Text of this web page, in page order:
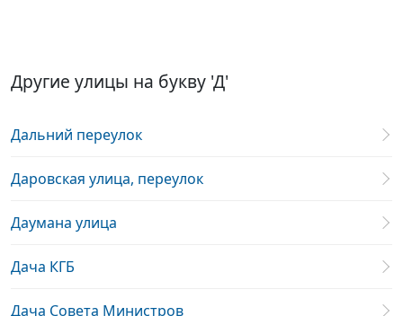
Другие улицы на букву 'Д'
Дальний переулок
Даровская улица, переулок
Даумана улица
Дача КГБ
Дача Совета Министров